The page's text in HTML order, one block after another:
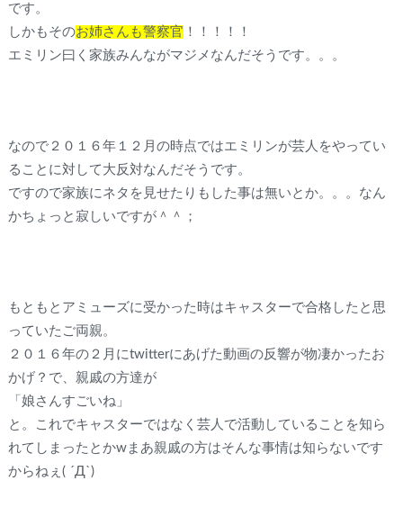
です。
しかもそのお姉さんも警察官 ！！！！！
エミリン曰く家族みんながマジメなんだそうです。。。
なので２０１６年１２月の時点ではエミリンが芸人をやってい
ることに対して大反対なんだそうです。
ですので家族にネタを見せたりもした事は無いとか。。。なん
かちょっと寂しいですが＾＾；
もともとアミューズに受かった時はキャスターで合格したと思
っていたご両親。
２０１６年の２月にtwitterにあげた動画の反響が物凄かったお
かげ？で、親戚の方達が
「娘さんすごいね」
と。これでキャスターではなく芸人で活動していることを知ら
れてしまったとかwまあ親戚の方はそんな事情は知らないです
からねぇ( ´Д`)